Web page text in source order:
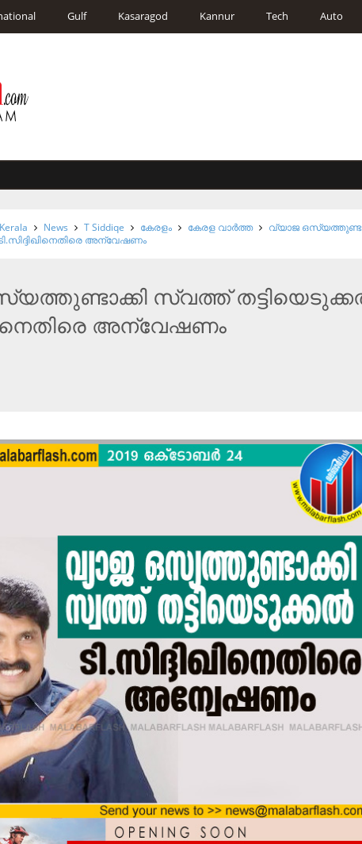
Gulf Kasaragod Kannur Tech Auto
Kerala News T Siddiqe കേരളം കേരള വാര്‍ത്ത
വ്യാജ
അന്വേഷണം
സ്വത്ത്​
അന്വേഷണം